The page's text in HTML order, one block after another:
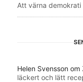
Att värna
Helen Svensson om
läckert och lätt